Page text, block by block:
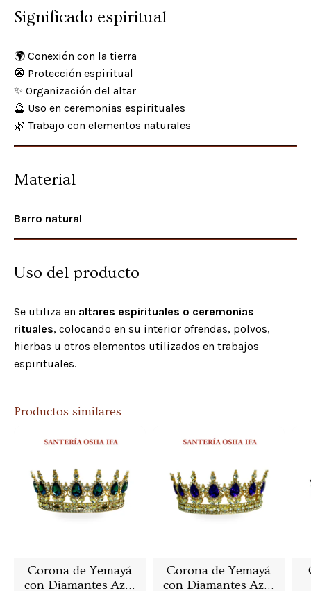
Significado espiritual
🌍 Conexión con la tierra
🧿 Protección espiritual
✨ Organización del altar
🔮 Uso en ceremonias espirituales
🌿 Trabajo con elementos naturales
Material
Barro natural
Uso del producto
Se utiliza en altares espirituales o ceremonias
rituales, colocando en su interior ofrendas, polvos,
hierbas u otros elementos utilizados en trabajos
espirituales.
Productos similares
Corona de Yemayá
con Diamantes Azul
Corona de Yemayá
con Diamantes Azul